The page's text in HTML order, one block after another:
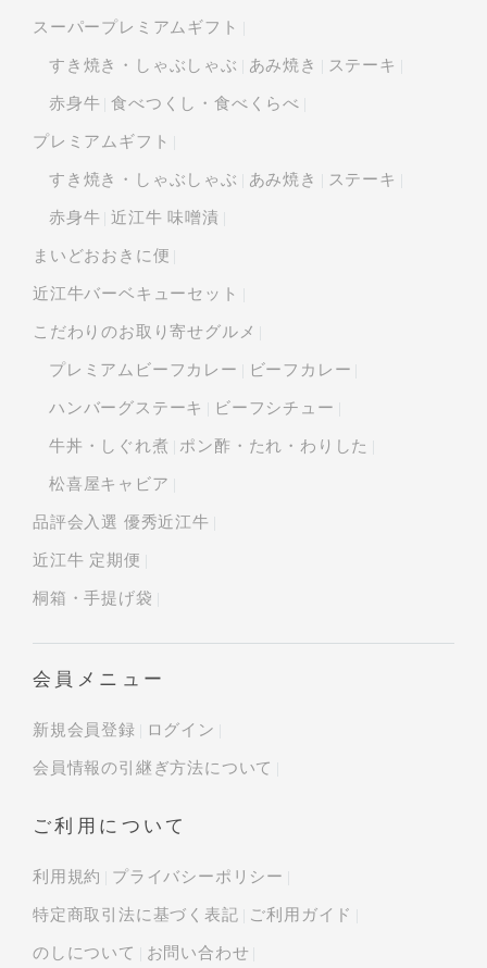
スーパープレミアムギフト
すき焼き・しゃぶしゃぶ あみ焼き ステーキ
赤身牛 食べつくし・食べくらべ
プレミアムギフト
すき焼き・しゃぶしゃぶ あみ焼き ステーキ
赤身牛 近江牛 味噌漬
まいどおおきに便
近江牛バーベキューセット
こだわりのお取り寄せグルメ
プレミアムビーフカレー ビーフカレー
ハンバーグステーキ ビーフシチュー
牛丼・しぐれ煮 ポン酢・たれ・わりした
松喜屋キャビア
品評会入選 優秀近江牛
近江牛 定期便
桐箱・手提げ袋
会員メニュー
新規会員登録 ログイン
会員情報の引継ぎ方法について
ご利用について
利用規約 プライバシーポリシー
特定商取引法に基づく表記 ご利用ガイド
のしについて お問い合わせ